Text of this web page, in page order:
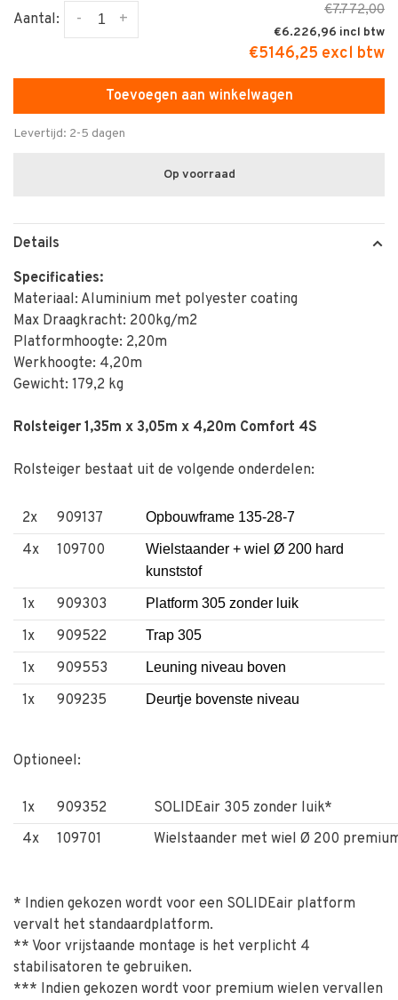
Aantal: +
-
€7.772,00
€6.226,96
€5146,25 excl btw
Toevoegen aan winkelwagen
Levertijd: 2-5 dagen
Op voorraad
Details
Specificaties:
Materiaal: Aluminium met polyester coating
Max Draagkracht: 200kg/m2
Platformhoogte: 2,20m
Werkhoogte: 4,20m
Gewicht: 179,2 kg
Rolsteiger 1,35m x 3,05m x 4,20m Comfort 4S
Rolsteiger bestaat uit de volgende onderdelen:
2x 909137 Opbouwframe 135-28-7
4x 109700
Wielstaander + wiel Ø 200 hard
kunststof
1x 909303 Platform 305 zonder luik
1x 909522 Trap 305
1x 909553 Leuning niveau boven
1x 909235 Deurtje bovenste niveau
1x 909273
2x 909305
2x 909134 Opbouwframe 135-28-4
1x 909503
2x 909210 Driehoekstabilisator 210**
Optioneel:
1x 909352
SOLIDEair 305 zonder luik*
4x
109701 Wielstaander met wiel Ø 200
* Indien gekozen wordt voor een SOLIDEair platform
vervalt het standaardplatform.
** Voor vrijstaande montage is het verplicht 4
stabilisatoren te gebruiken.
*** Indien gekozen wordt voor premium wielen vervallen